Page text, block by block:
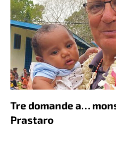
Tre domande a…
Prastaro